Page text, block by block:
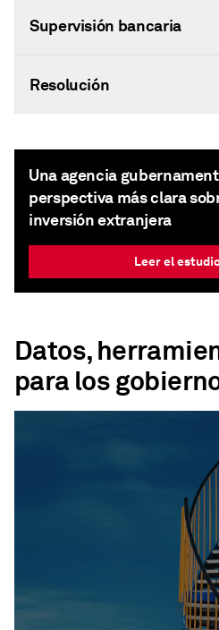
Supervisión bancaria
Resolución
Una agencia
perspectiva más clara
inversión extranjera
Leer el
Datos,
para los